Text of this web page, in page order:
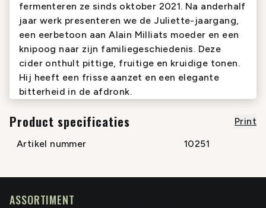
fermenteren ze sinds oktober 2021. Na anderhalf
jaar werk presenteren we de Juliette-jaargang,
een eerbetoon aan Alain Milliats moeder en een
knipoog naar zijn familiegeschiedenis. Deze
cider onthult pittige, fruitige en kruidige tonen.
Hij heeft een frisse aanzet en een elegante
bitterheid in de afdronk.
Product specificaties
Print
Artikel nummer
10251
ASSORTIMENT